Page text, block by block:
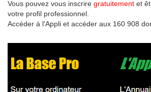
Vous pouvez vous inscrire gratuitement et
votre profil professionnel.
Accéder à l'Appli et accéder aux 160 908